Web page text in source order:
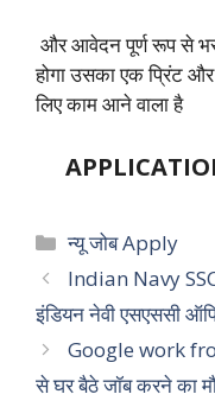
और आवेदन पूर्ण रूप से भर
होगा उसका एक प्रिंट
लिए काम आने वाला है
Categories
न्यू जोब Apply
Indian Navy
इंडियन नेवी एसएससी
Google work
से घर बैठे जॉब करने का